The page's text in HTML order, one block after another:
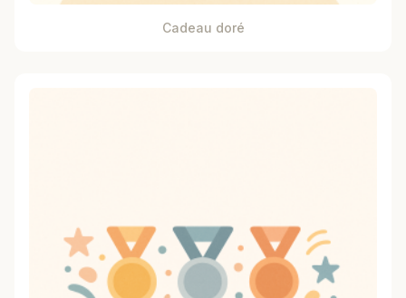
Cadeau doré